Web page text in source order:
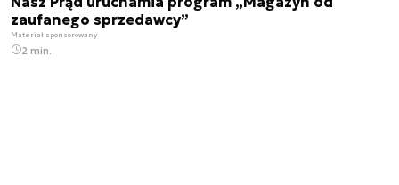
zaufanego sprzedawcy”
Materiał sponsorowany
2 min.